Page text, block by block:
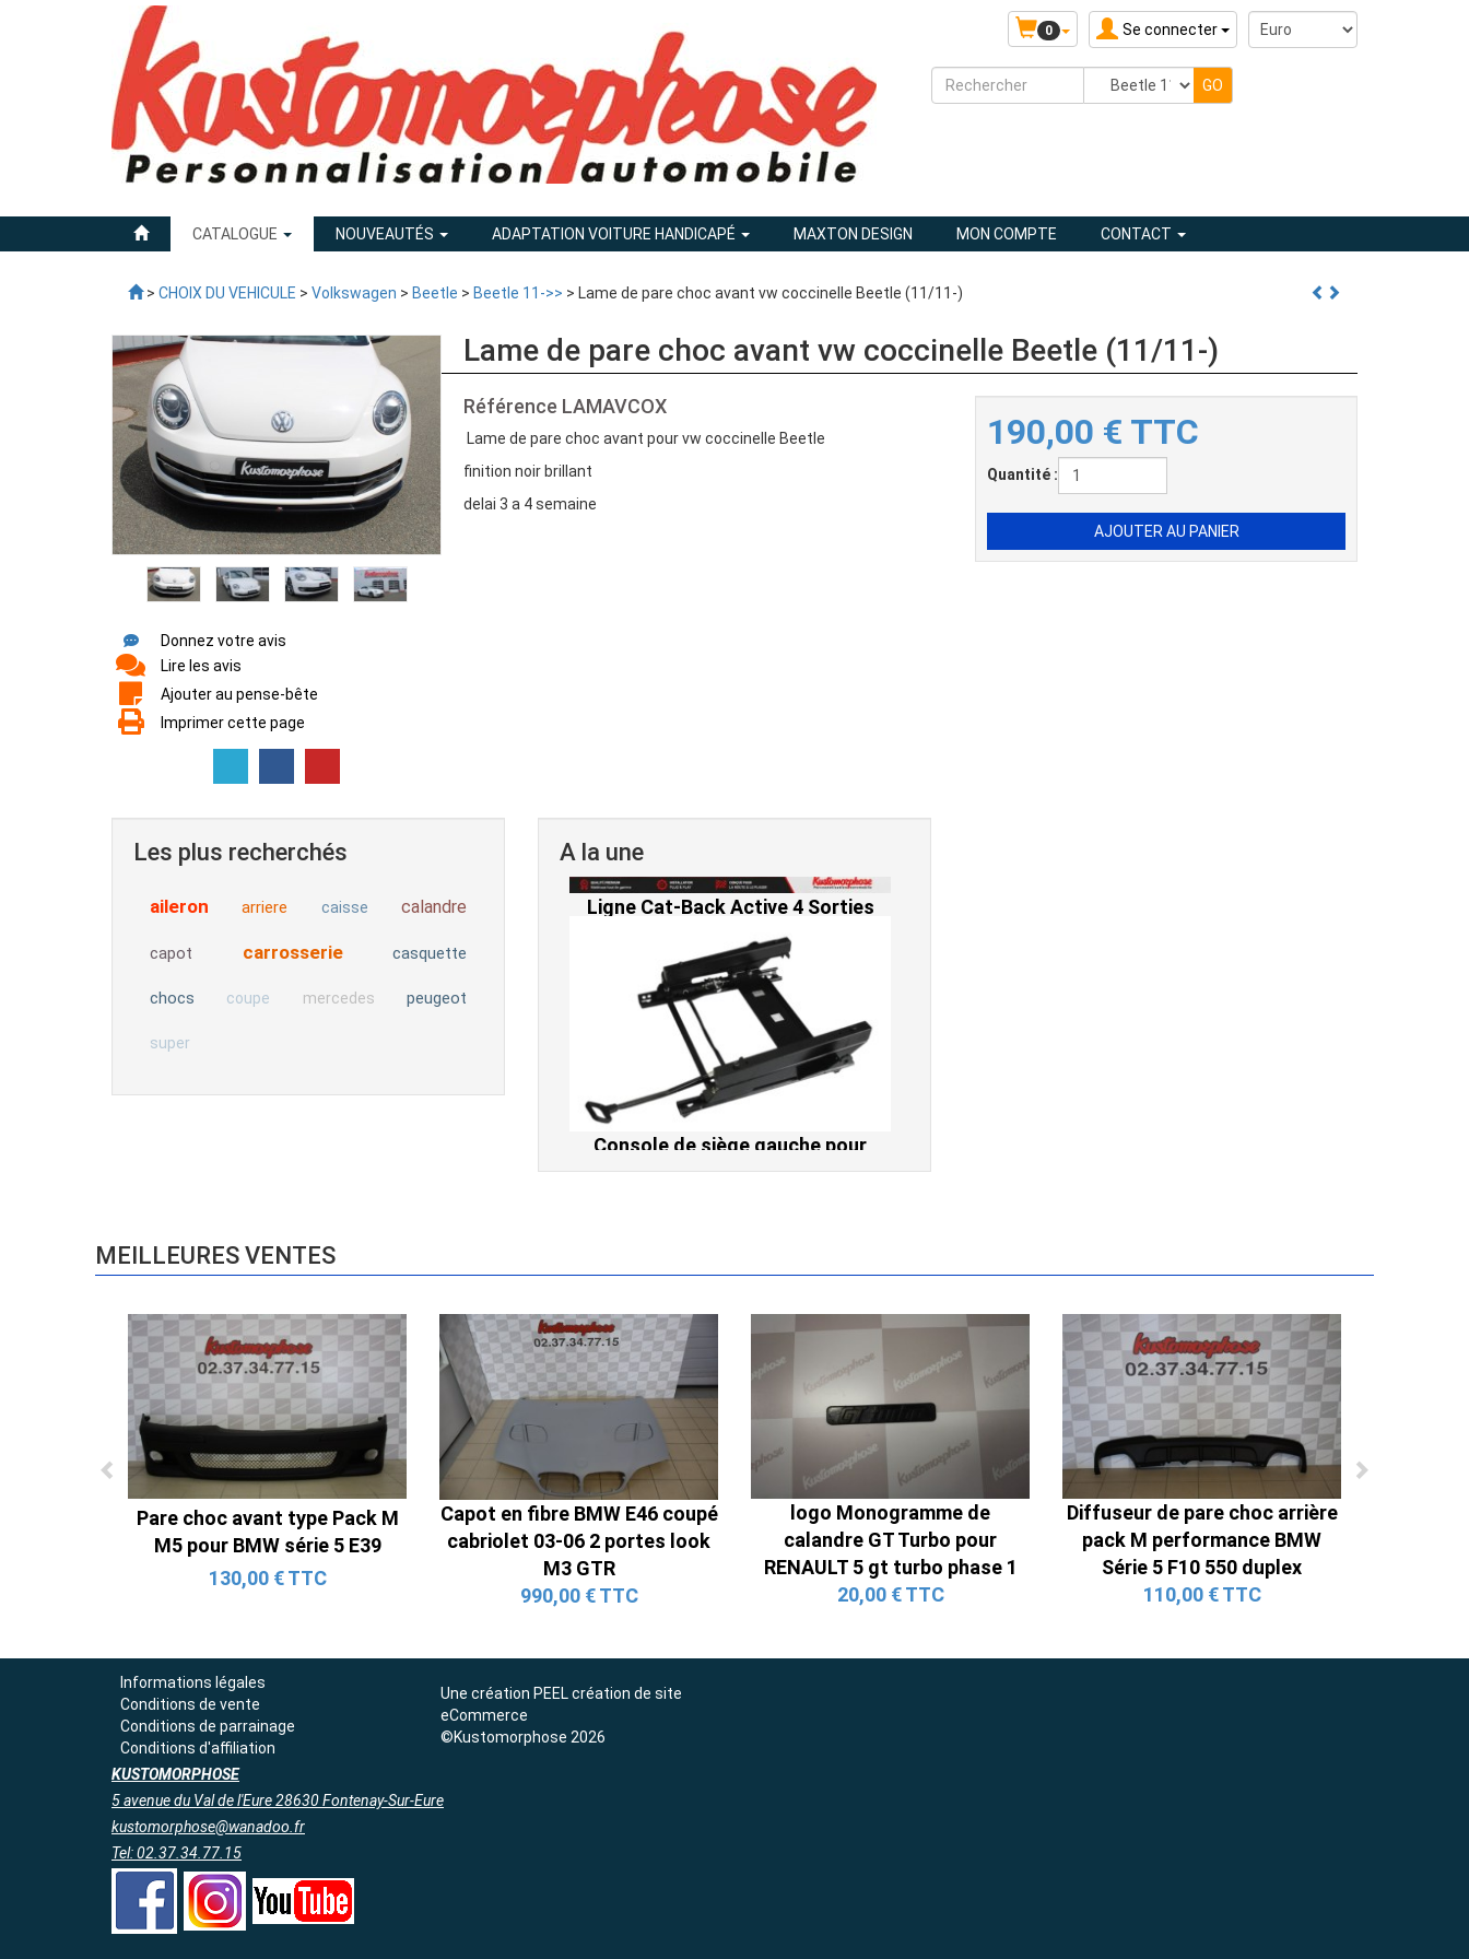
Se connecter
0
CATALOGUE NOUVEAUTÉS ADAPTATION VOITURE HANDICAPÉ MAXTON DESIGN MON COMPTE CONTACT
> CHOIX DU VEHICULE > Volkswagen > Beetle > Beetle 11->> > Lame de pare choc avant vw coccinelle Beetle (11/11-)
Donnez votre avis
Lire les avis
Ajouter au pense-bête
Imprimer cette page
Lame de pare choc avant vw coccinelle Beetle (11/11-)
190,00 € TTC
Quantité :
Référence LAMAVCOX
Lame de pare choc avant pour vw coccinelle Beetle
finition noir brillant
delai 3 a 4 semaine
Les plus recherchés
aileron arriere caisse calandre
capot carrosserie casquette
chocs coupe mercedes peugeot
super
A la une
Ligne Cat-Back Active 4 Sorties
avec Tube en H pour Ford Mustang
GT & V6 (2015-2023)
2 690,00 € TTC
Console de siège gauche pour
BMW Série 3 E46 (hors Cabriolet et
MEILLEURES VENTES
Pare choc avant type Pack M
M5 pour BMW série 5 E39
130,00 € TTC
Capot en fibre BMW E46 coupé
cabriolet 03-06 2 portes look
M3 GTR
990,00 € TTC
logo Monogramme de
calandre GT Turbo pour
RENAULT 5 gt turbo phase 1
20,00 € TTC
Diffuseur de pare choc arrière
pack M performance BMW
Série 5 F10 550 duplex
110,00 € TTC
Informations légales
Conditions de vente
Conditions de parrainage
Conditions d'affiliation
Une création PEEL création de site
eCommerce
©Kustomorphose 2026
KUSTOMORPHOSE
5 avenue du Val de l'Eure 28630 Fontenay-Sur-Eure
kustomorphose@wanadoo.fr
Tel: 02.37.34.77.15